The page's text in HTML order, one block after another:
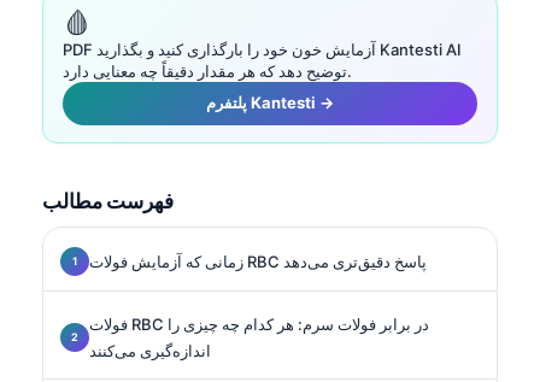
🩸
PDF آزمایش خون خود را بارگذاری کنید و بگذارید Kantesti AI
توضیح دهد که هر مقدار دقیقاً چه معنایی دارد.
پلتفرم Kantesti →
فهرست مطالب
زمانی که آزمایش فولات RBC پاسخ دقیق‌تری می‌دهد
فولات RBC در برابر فولات سرم: هر کدام چه چیزی را
اندازه‌گیری می‌کنند